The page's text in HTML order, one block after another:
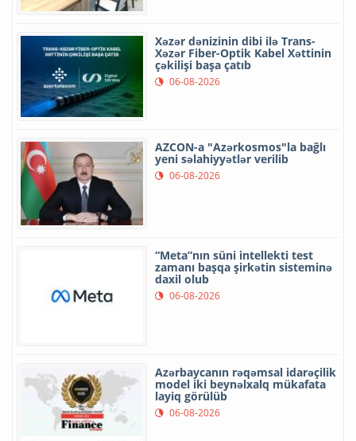
Xəzər dənizinin dibi ilə Trans-
Xəzər Fiber-Optik Kabel Xəttinin
çəkilişi başa çatıb
06-08-2026
AZCON-a "Azərkosmos"la bağlı
yeni səlahiyyətlər verilib
06-08-2026
“Meta”nın süni intellekti test
zamanı başqa şirkətin sisteminə
daxil olub
06-08-2026
Azərbaycanın rəqəmsal idarəçilik
model iki beynəlxalq mükafata
layiq görülüb
06-08-2026